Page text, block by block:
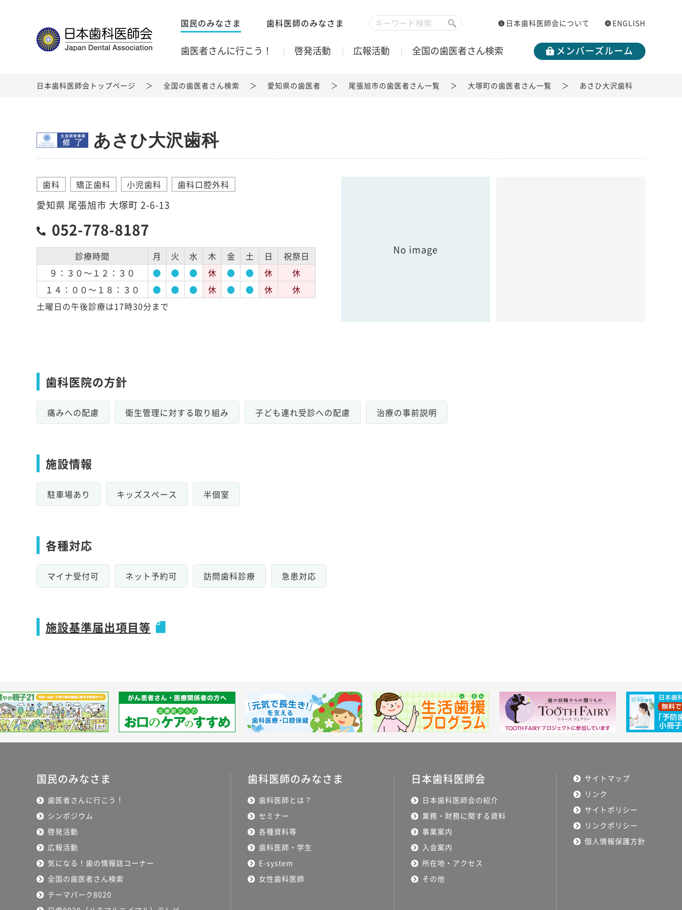
国民のみなさま 歯科医師のみなさま 日本歯科医師会について ENGLISH
歯医者さんに行こう！ 啓発活動 広報活動 全国の歯医者さん検索 メンバーズルーム
日本歯科医師会トップページ 全国の歯医者さん検索 愛知県の歯医者 尾張旭市の歯医者さん一覧 大塚町の歯医者さん一覧 あさひ大沢歯科
あさひ大沢歯科
歯科 矯正歯科 小児歯科 歯科口腔外科
愛知県 尾張旭市 大塚町 2-6-13
052-778-8187
診療時間 月 火 水 木 金 土 日
祝祭日
９：３０～１２：３０
● ● ● 休 ● ● 休
休
１４：００～１８：３０
● ● ● 休 ● ● 休
休
土曜日の午後診療は17時30分まで
No image
歯科医院の方針
痛みへの配慮 衛生管理に対する取り組み 子ども連れ受診への配慮 治療の事前説明
施設情報
駐車場あり キッズスペース 半個室
各種対応
マイナ受付可 ネット予約可 訪問歯科診療 急患対応
施設基準届出項目等
国民のみなさま
歯医者さんに行こう！
シンポジウム
啓発活動
広報活動
気になる！歯の情報誌コーナー
全国の歯医者さん検索
テーマパーク8020
歯科医師のみなさま
歯科医師とは？
セミナー
各種資料等
歯科医師・学生
E-system
女性歯科医師
日本歯科医師会
日本歯科医師会の紹介
業務・財務に関する資料
事業案内
入会案内
所在地・アクセス
その他
サイトマップ
リンク
サイトポリシー
リンクポリシー
個人情報保護方針